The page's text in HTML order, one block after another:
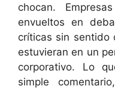
chocan.
envueltos en
críticas sin sentido
estuvieran en un
corporativo. Lo
simple